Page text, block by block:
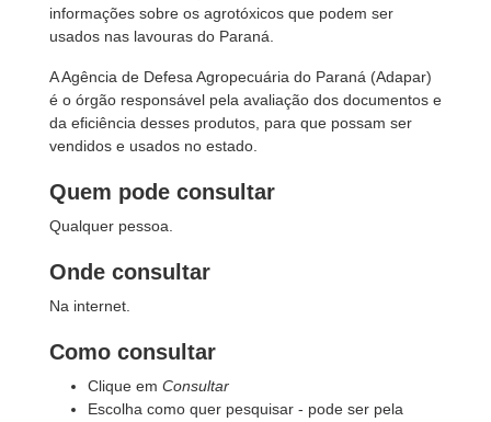
informações sobre os agrotóxicos que podem ser
usados nas lavouras do Paraná.
A Agência de Defesa Agropecuária do Paraná (Adapar)
é o órgão responsável pela avaliação dos documentos e
da eficiência desses produtos, para que possam ser
vendidos e usados no estado.
Quem pode consultar
Qualquer pessoa.
Onde consultar
Na internet.
Como consultar
Clique em Consultar
Escolha como quer pesquisar - pode ser pela